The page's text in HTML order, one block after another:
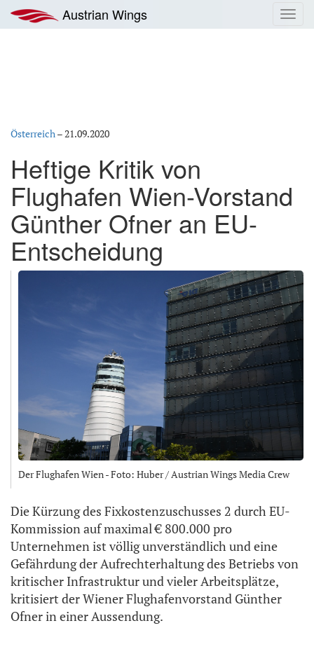
Inhalt
springen
Austrian Wings
Österreich–21.09.2020
Heftige Kritik von
Flughafen Wien-Vorstand
Günther Ofner an EU-
Entscheidung
Der Flughafen Wien - Foto: Huber / Austrian Wings Media Crew
Die Kürzung des Fixkostenzuschusses 2 durch EU-
Kommission auf maximal € 800.000 pro
Unternehmen ist völlig unverständlich und eine
Gefährdung der Aufrechterhaltung des Betriebs von
kritischer Infrastruktur und vieler Arbeitsplätze,
kritisiert der Wiener Flughafenvorstand Günther
Ofner in einer Aussendung.